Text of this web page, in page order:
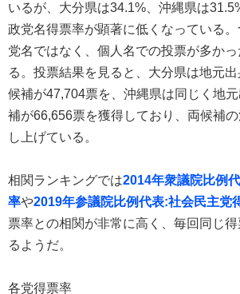
いるが、大分県は34.1%、沖縄県は
政党名得票率が顕著に低くなっている
党名ではなく、個人名での投票が多か
る。投票結果を見ると、大分県は地元
候補が47,704票を、沖縄県は同じく地
補が66,656票を獲得しており、両候補
し上げている。
相関ランキングでは2014年衆議院比例
率や2019年参議院比例代表:社会民主党
票率との相関が非常に高く、毎回同じ
るようだ。
各党得票率